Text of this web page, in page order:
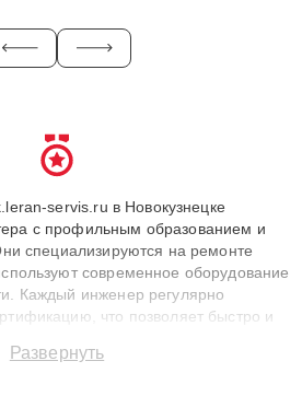
servis.ru в Новокузнецке
с профильным образованием и
специализируются на ремонте
современное оборудование
Каждый инженер регулярно
что позволяет быстро и
3 лет. Наши мастера решают
Развернуть